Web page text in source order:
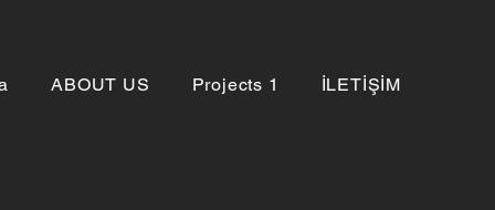
ABOUT US Projects 1 İLETİŞİM